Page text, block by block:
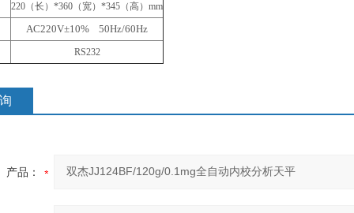
220 （长）*360（宽）*345（高）mm
AC220V±10% 50Hz/60Hz
RS232
产品：